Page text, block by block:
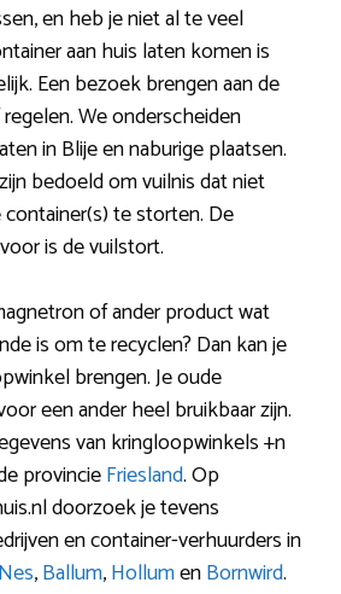
en heb je niet al te veel
aan huis laten komen is
Een bezoek brengen aan de
We onderscheiden
in Blije en naburige plaatsen.
bedoeld om vuilnis dat niet
te storten. De
is de vuilstort.
of ander product wat
is om te recyclen? Dan kan je
brengen. Je oude
een ander heel bruikbaar zijn.
van kringloopwinkels +n
provincieFriesland. Op
doorzoek je tevens
en container-verhuurders in
Nes,Ballum,HollumenBornwird.